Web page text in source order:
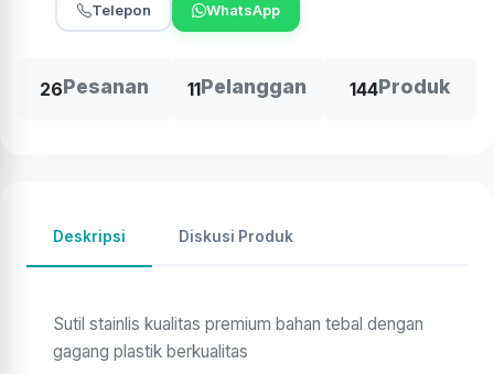
Telepon WhatsApp
26Pesanan 11Pelanggan 144Produk
Deskripsi Diskusi Produk
Sutil stainlis kualitas premium bahan tebal dengan
gagang plastik berkualitas